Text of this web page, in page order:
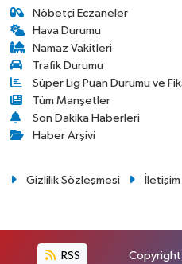
Nöbetçi Eczaneler
Hava Durumu
Namaz Vakitleri
Trafik Durumu
Süper Lig Puan Durumu ve
Tüm Manşetler
Son Dakika Haberleri
Haber Arşivi
Gizlilik Sözleşmesi İletişim
RSS Copyright